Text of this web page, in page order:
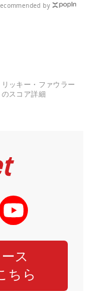
by
リッキー・ファウラー
のスコア詳細
ス
ちら